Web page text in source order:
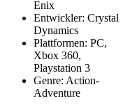
Enix
Entwickler: Crystal
Dynamics
Plattformen: PC,
Xbox 360,
Playstation 3
Genre: Action-
Adventure